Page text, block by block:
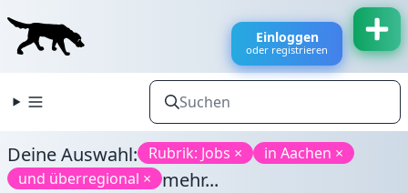
Einloggen
oder registrieren
Deine Auswahl: Rubrik: Jobs ×
in Aachen ×
und überregional ×
mehr...